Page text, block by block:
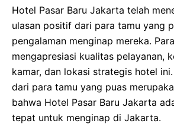
Hotel Pasar Baru Jakarta telah
ulasan positif dari para tamu yang
pengalaman menginap mereka.
mengapresiasi kualitas pelayanan,
kamar, dan lokasi strategis hotel
dari para tamu yang puas
bahwa Hotel Pasar Baru Jakarta
tepat untuk menginap di Jakarta.